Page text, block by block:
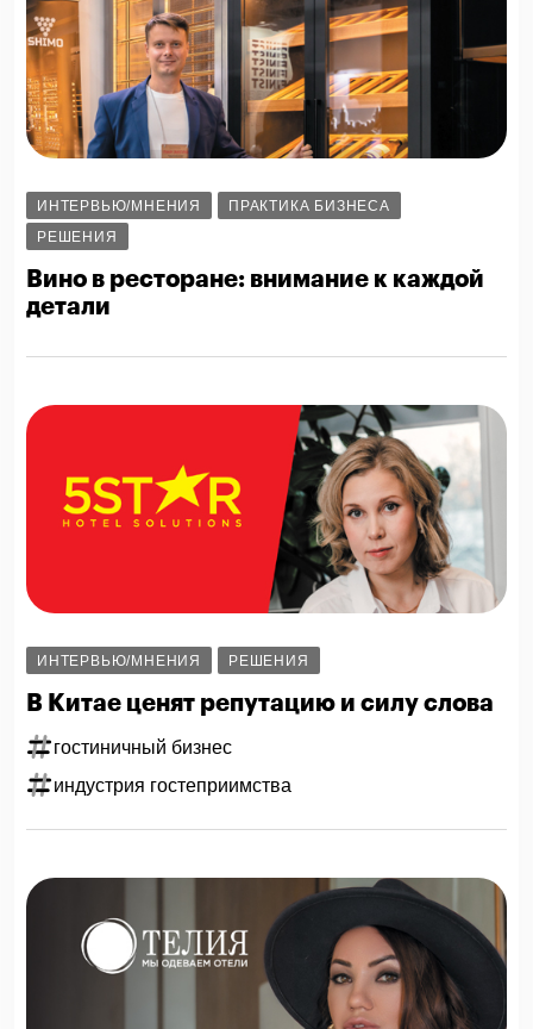
ИНТЕРВЬЮ/МНЕНИЯ
ПРАКТИКА БИЗНЕСА
РЕШЕНИЯ
Вино в ресторане: внимание к каждой
детали
ИНТЕРВЬЮ/МНЕНИЯ РЕШЕНИЯ
В Китае ценят репутацию и силу слова
гостиничный бизнес
индустрия гостеприимства